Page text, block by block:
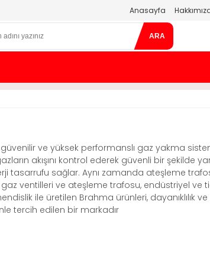
Anasayfa
ARA
ve yüksek performanslı gaz yakma
akışını kontrol ederek güvenli bir şekilde
tasarrufu sağlar. Aynı zamanda ateşleme
ventilleri ve ateşleme trafosu, endüstriyel ve
ile üretilen Brahma ürünleri, dayanıklılık
tercih edilen bir markadır